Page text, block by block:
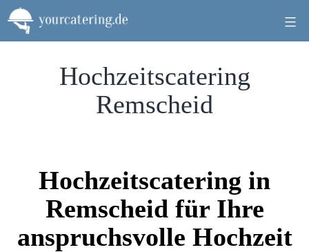
Zum
Inhalt
springen
Hochzeitscatering
Remscheid
Hochzeitscatering in
Remscheid für Ihre
anspruchsvolle Hochzeit